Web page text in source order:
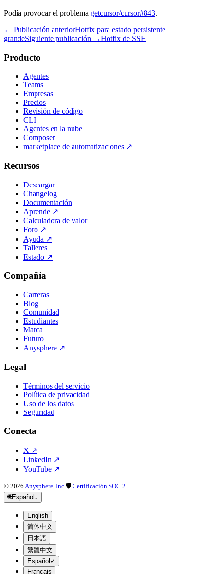
Podía provocar el problema getcursor/cursor#843.
← Publicación anteriorHotfix para estado persistente
grandeSiguiente publicación →Hotfix de SSH
Producto
Agentes
Teams
Empresas
Precios
Revisión de código
CLI
Agentes en la nube
Composer
marketplace de automatizaciones ↗
Recursos
Descargar
Changelog
Documentación
Aprende ↗
Calculadora de valor
Foro ↗
Ayuda ↗
Talleres
Estado ↗
Compañía
Carreras
Blog
Comunidad
Estudiantes
Marca
Futuro
Anysphere ↗
Legal
Términos del servicio
Política de privacidad
Uso de los datos
Seguridad
Conecta
X ↗
LinkedIn ↗
YouTube ↗
© 2026 Anysphere, Inc. 🛡 Certificación SOC 2
🌐Español ↓
English
简体中文
日本語
繁體中文
Español ✓
Français